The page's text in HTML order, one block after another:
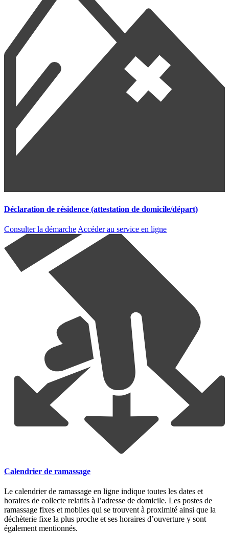
Déclaration de résidence (attestation de domicile/départ)
Consulter la démarcheAccéder au service en ligne
Calendrier de ramassage
Le calendrier de ramassage en ligne indique toutes les dates et
horaires de collecte relatifs à l’adresse de domicile. Les postes de
ramassage fixes et mobiles qui se trouvent à proximité ainsi que la
déchèterie fixe la plus proche et ses horaires d’ouverture y sont
également mentionnés.